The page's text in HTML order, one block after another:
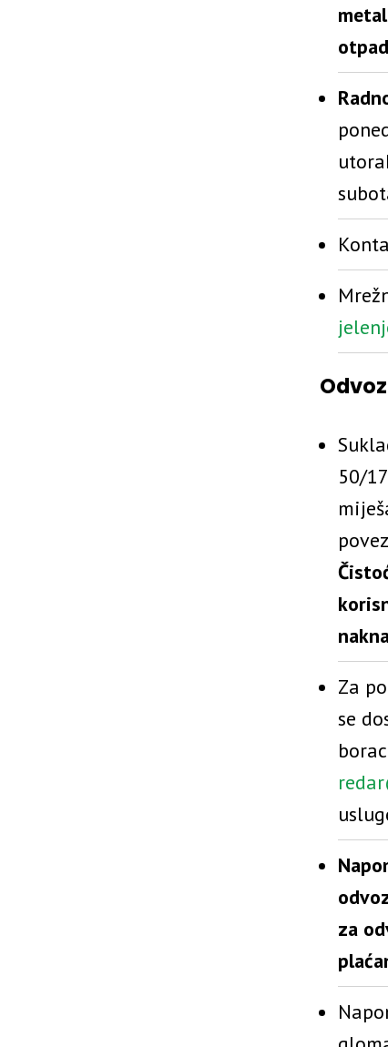
otpad
50/
Za
se
za